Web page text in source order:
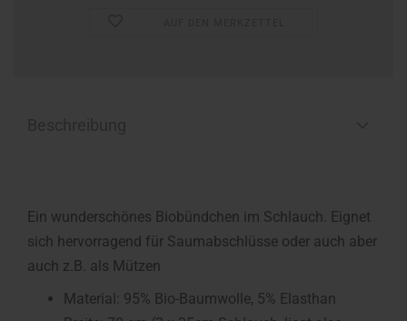
Ein wunderschönes Biobündchen im Schlauch. Eignet
sich hervorragend für Saumabschlüsse oder auch aber
auch z.B. als Mützen
Material: 95% Bio-Baumwolle, 5% Elasthan